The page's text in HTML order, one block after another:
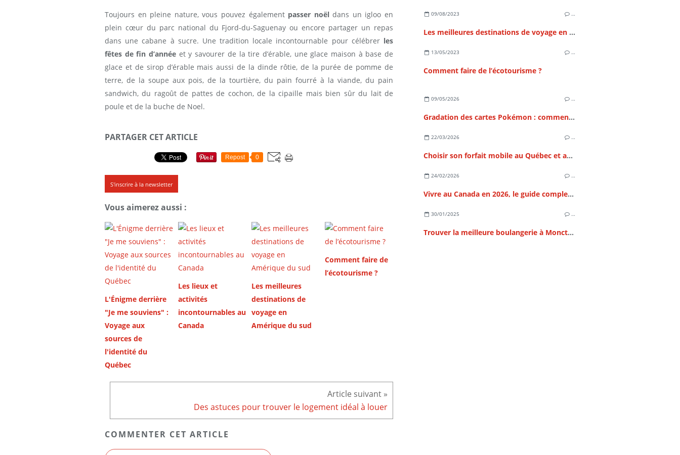
Toujours en pleine nature, vous pouvez également passer noëldans un igloo en
plein cœur du parc national du Fjord-du-Saguenay ou encore partager un repas
dans une cabane à sucre. Une tradition locale incontournable pour célébrer les
fêtes de fin d’année et y savourer de la tire d’érable, une glace maison à base de
glace et de sirop d’érable mais aussi de la dinde rôtie, de la purée de pomme de
terre, de la soupe aux pois, de la tourtière, du pain fourré à la viande, du pain
sandwich, du ragoût de pattes de cochon, de la cipaille mais bien sûr du lait de
poule et de la buche de Noel.
PARTAGER CET ARTICLE
Repost 0
S'inscrire à la newsletter
Vous aimerez aussi :
L'Énigme derrière
"Je me souviens" :
Voyage aux
sources de
l'identité du
Québec
Les lieux et
activités
incontournables au
Canada
Les meilleures
destinations de
voyage en
Amérique du sud
Comment faire de
l’écotourisme ?
Des astuces pour trouver le logement idéal à louer
COMMENTER CET ARTICLE
09/08/2023 …
Les meilleures destinations de voyage en Amérique du sud
13/05/2023 …
Comment faire de l’écotourisme ?
09/05/2026 …
Gradation des cartes Pokémon : comment augmenter la valeur de sa collection ?
22/03/2026 …
Choisir son forfait mobile au Québec et au Canada : Guide 2026
24/02/2026 …
Vivre au Canada en 2026, le guide complet des meilleures provinces
30/01/2025 …
Trouver la meilleure boulangerie à Moncton